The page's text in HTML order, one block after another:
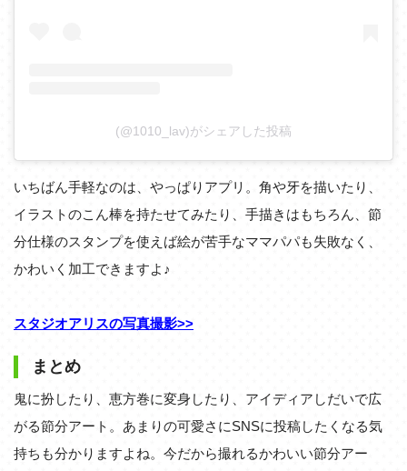
(@1010_lav)がシェアした投稿
いちばん手軽なのは、やっぱりアプリ。角や牙を描いたり、
イラストのこん棒を持たせてみたり、手描きはもちろん、節
分仕様のスタンプを使えば絵が苦手なママパパも失敗なく、
かわいく加工できますよ♪
スタジオアリスの写真撮影>>
まとめ
鬼に扮したり、恵方巻に変身したり、アイディアしだいで広
がる節分アート。あまりの可愛さにSNSに投稿したくなる気
持ちも分かりますよね。今だから撮れるかわいい節分アー